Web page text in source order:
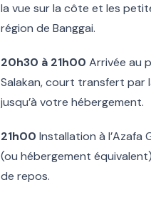
la vue sur la côte et les
région de Banggai.
20h30 à 21h00 Arrivée au
Salakan, court transfert par
jusqu’à votre hébergement.
21h00 Installation à l’Azafa
(ou hébergement
de repos.